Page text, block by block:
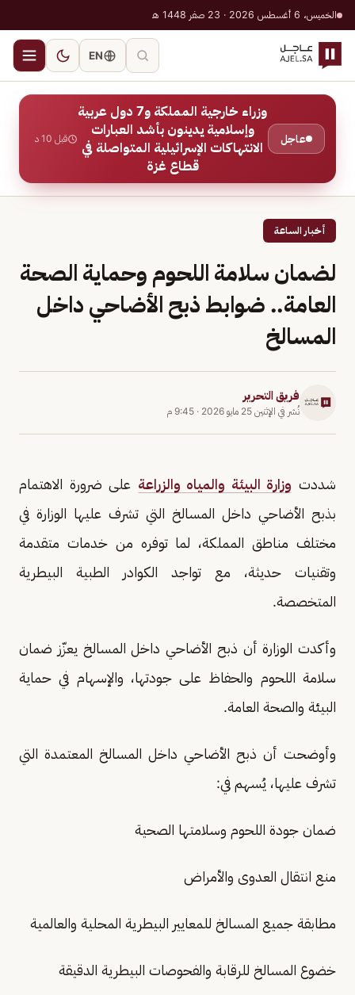
الخميس، 6 أغسطس 2026 · 23 صفر 1448 هـ
EN
عاجل
وزراء خارجية المملكة و7 دول عربية
وإسلامية يدينون بأشد العبارات
الانتهاكات الإسرائيلية المتواصلة في
قطاع غزة
قبل 10 د
أخبار الساعة
لضمان سلامة اللحوم وحماية الصحة
العامة.. ضوابط ذبح الأضاحي داخل
المسالخ
فريق التحرير
نُشر في الإثنين 25 مايو 2026 · 9:45 م
شددت وزارة البيئة والمياه والزراعة على ضرورة الاهتمام
بذبح الأضاحي داخل المسالخ التي تشرف عليها الوزارة في
مختلف مناطق المملكة، لما توفره من خدمات متقدمة
وتقنيات حديثة، مع تواجد الكوادر الطبية البيطرية
المتخصصة.
وأكدت الوزارة أن ذبح الأضاحي داخل المسالخ يعزّز ضمان
سلامة اللحوم والحفاظ على جودتها، والإسهام في حماية
البيئة والصحة العامة.
وأوضحت أن ذبح الأضاحي داخل المسالخ المعتمدة التي
تشرف عليها، يُسهم في:
ضمان جودة اللحوم وسلامتها الصحية
منع انتقال العدوى والأمراض
مطابقة جميع المسالخ للمعايير البيطرية المحلية والعالمية
خضوع المسالخ للرقابة والفحوصات البيطرية الدقيقة